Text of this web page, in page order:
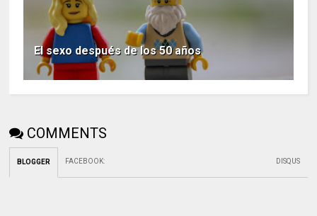
El sexo después de los 50 años
COMMENTS
BLOGGER FACEBOOK: DISQUS